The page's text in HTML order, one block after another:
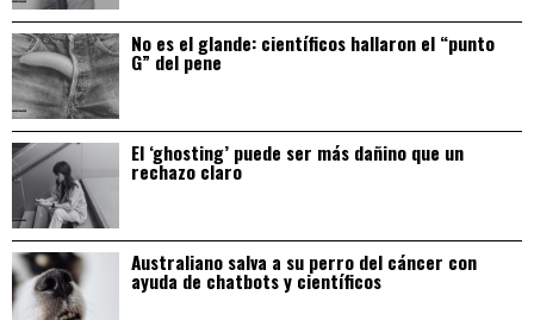
No es el glande: científicos hallaron el “punto
G” del pene
El ‘ghosting’ puede ser más dañino que un
rechazo claro
Australiano salva a su perro del cáncer con
ayuda de chatbots y científicos